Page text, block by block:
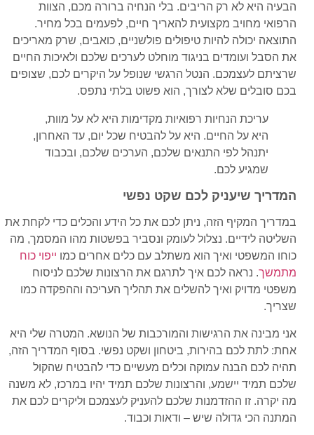
הבעיה היא לא רק הריבים. בלי הנחיה ברורה מכם, הצוות
הרפואי מחויב מקצועית להאריך חיים, לפעמים בכל מחיר.
התוצאה יכולה להיות טיפולים פולשניים, כואבים, שרק מאריכים
את הסבל ועומדים בניגוד מוחלט לערכים שלכם ולאיכות החיים
שרציתם לעצמכם. הנטל הרגשי שנופל על היקרים לכם, שצופים
בכם סובלים שלא לצורך, הוא פשוט בלתי נתפס.
עריכת הנחיות רפואיות מקדימות היא לא על מוות,
היא על החיים. היא על להבטיח שכל יום, עד האחרון,
יתנהל לפי התנאים שלכם, הערכים שלכם, ובכבוד
שמגיע לכם.
המדריך שיעניק לכם שקט נפשי
במדריך המקיף הזה, ניתן לכם את כל הידע והכלים כדי לקחת את
השליטה לידיים. נצלול לעומק ונסביר בפשטות מהו המסמך, מה
כוחו המשפטי ואיך הוא משתלב עם כלים אחרים כמו ייפוי כוח
מתמשך. נראה לכם איך לתרגם את הרצונות שלכם לניסוח
משפטי מדויק ואיך להשלים את תהליך העריכה וההפקדה כמו
שצריך.
אני מבינה את הרגישות והמורכבות של הנושא. המטרה שלי היא
אחת: לתת לכם בהירות, ביטחון ושקט נפשי. בסוף המדריך הזה,
תהיה לכם הבנה עמוקה וכלים מעשיים כדי להבטיח שהקול
שלכם תמיד יישמע, והרצונות שלכם תמיד יהיו במרכז, לא משנה
מה יקרה. זו ההזדמנות שלכם להעניק לעצמכם וליקרים לכם את
המתנה הכי גדולה שיש – ודאות וכבוד.